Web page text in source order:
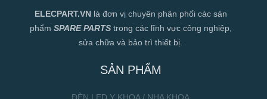
ELECPART.VN là đơn vị chuyên phân phối các sản
phẩm SPARE PARTStrong các lĩnh vực công nghiệp,
sửa chữa và bảo trì thiết bị.
SẢN PHẨM
ĐÈN LED Y KHOA / NHA KHOA